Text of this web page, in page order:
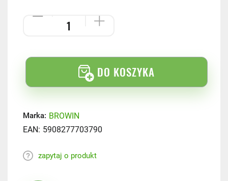
DO KOSZYKA
Marka: BROWIN
EAN: 5908277703790
zapytaj o produkt